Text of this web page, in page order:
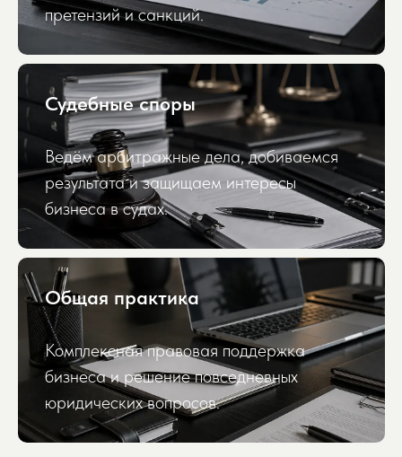
претензий и санкций.
Судебные споры
Ведём арбитражные дела, добиваемся
результата и защищаем интересы
бизнеса в судах.
Общая практика
Комплексная правовая поддержка
бизнеса и решение повседневных
юридических вопросов.